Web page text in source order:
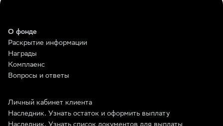
О фонде
Раскрытие информации
Награды
Комплаенс
Вопросы и ответы
Личный кабинет клиента
Наследник. Узнать остаток и оформить выплату